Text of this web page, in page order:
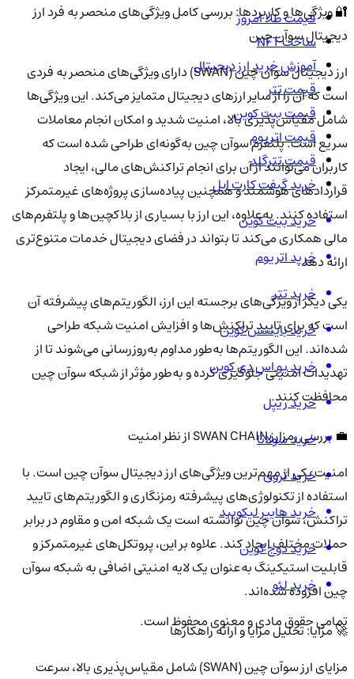
🔐 ویژگی‌ها و کاربردها: بررسی کامل ویژگی‌های منحصر به فرد ارز
دیجیتال سوآن چین
ارز دیجیتال سوآن چین (SWAN) دارای ویژگی‌های منحصر به فردی
است که آن را از سایر ارزهای دیجیتال متمایز می‌کند. این ویژگی‌ها
شامل مقیاس‌پذیری بالا، امنیت شدید و امکان انجام معاملات
سریع است. پلتفرم سوآن چین به‌گونه‌ای طراحی شده است که
کاربران می‌توانند از آن برای انجام تراکنش‌های مالی، ایجاد
قراردادهای هوشمند و همچنین پیاده‌سازی پروژه‌های غیرمتمرکز
استفاده کنند. به‌علاوه، این ارز با بسیاری از بلاکچین‌ها و پلتفرم‌های
مالی همکاری می‌کند تا بتواند در فضای دیجیتال خدمات متنوع‌تری
ارائه دهد.
یکی دیگر از ویژگی‌های برجسته این ارز، الگوریتم‌های پیشرفته آن
است که برای تایید تراکنش‌ها و افزایش امنیت شبکه طراحی
شده‌اند. این الگوریتم‌ها به‌طور مداوم به‌روزرسانی می‌شوند تا از
تهدیدات امنیتی جلوگیری کرده و به‌طور مؤثر از شبکه سوآن چین
محافظت کنند.
💼 بررسی رمزارز SWAN CHAIN از نظر امنیت
امنیت یکی از مهم‌ترین ویژگی‌های ارز دیجیتال سوآن چین است. با
استفاده از تکنولوژی‌های پیشرفته رمزنگاری و الگوریتم‌های تایید
تراکنش، سوآن چین توانسته است یک شبکه امن و مقاوم در برابر
حملات مختلف ایجاد کند. علاوه بر این، پروتکل‌های غیرمتمرکز و
قابلیت استیکینگ به‌عنوان یک لایه امنیتی اضافی به شبکه سوآن
چین افزوده شده‌اند.
🚀 مزایا: تحلیل مزایا و ارائه راهکارها
مزایای ارز سوآن چین (SWAN) شامل مقیاس‌پذیری بالا، سرعت
قیمت طلا امروز
ساخت NFT
آموزش خرید ارز دیجیتال
قیمت تتر
قیمت بیت کوین
قیمت اتریوم
قیمت تترگلد
خرید گیفت کارت اپل
خرید بیت کوین
خرید اتریوم
خرید تتر
خرید بایننس کوین
خرید یو اس دی کوین
خرید ریپل
خرید سولانا
خرید ترون
خرید هایپر لیکویید
خرید دوج کوین
خرید لئو
تمامی حقوق مادی و معنوی محفوظ است.